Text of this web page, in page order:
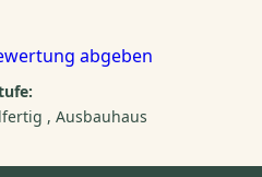
abgeben
Ausbauhaus